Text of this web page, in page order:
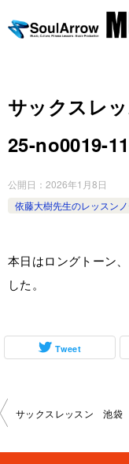
サックスレ
25-no0019-
公開日： 2026年1月8日
依藤大樹先生のレッスンノ
本日はロングトーン
した。
Tweet
投